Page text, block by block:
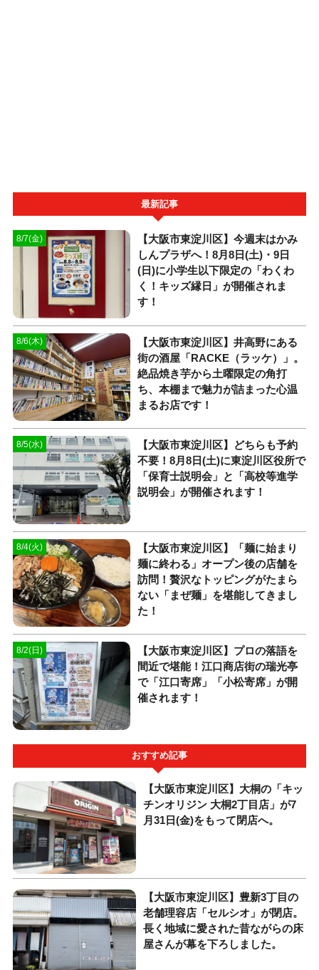
最新記事
8/7(金)
【大阪市東淀川区】今週末はかみ
しんプラザへ！8月8日(土)・9日
(日)に小学生以下限定の「わくわ
く！キッズ縁日」が開催されま
す！
8/6(木)
【大阪市東淀川区】井高野にある
街の酒屋「RACKE（ラッケ）」。
絶品焼き芋から土曜限定の角打
ち、本棚まで魅力が詰まった心温
まるお店です！
8/5(水)
【大阪市東淀川区】どちらも予約
不要！8月8日(土)に東淀川区役所で
「保育士説明会」と「高校等進学
説明会」が開催されます！
8/4(火)
【大阪市東淀川区】「麺に始まり
麺に終わる」オープン後の店舗を
訪問！贅沢なトッピングがたまら
ない「まぜ麺」を堪能してきまし
た！
8/2(日)
【大阪市東淀川区】プロの落語を
間近で堪能！江口商店街の瑞光亭
で「江口寄席」「小松寄席」が開
催されます！
おすすめ記事
【大阪市東淀川区】大桐の「キッ
チンオリジン 大桐2丁目店」が7
月31日(金)をもって閉店へ。
【大阪市東淀川区】豊新3丁目の
老舗理容店「セルシオ」が閉店。
長く地域に愛された昔ながらの床
屋さんが幕を下ろしました。